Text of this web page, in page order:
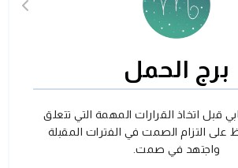
برج الحمل
قبل اتخاذ القرارات المهمة التي تتعلق
على التزام الصمت في الفترات المقبلة
واجتهد في صمت.